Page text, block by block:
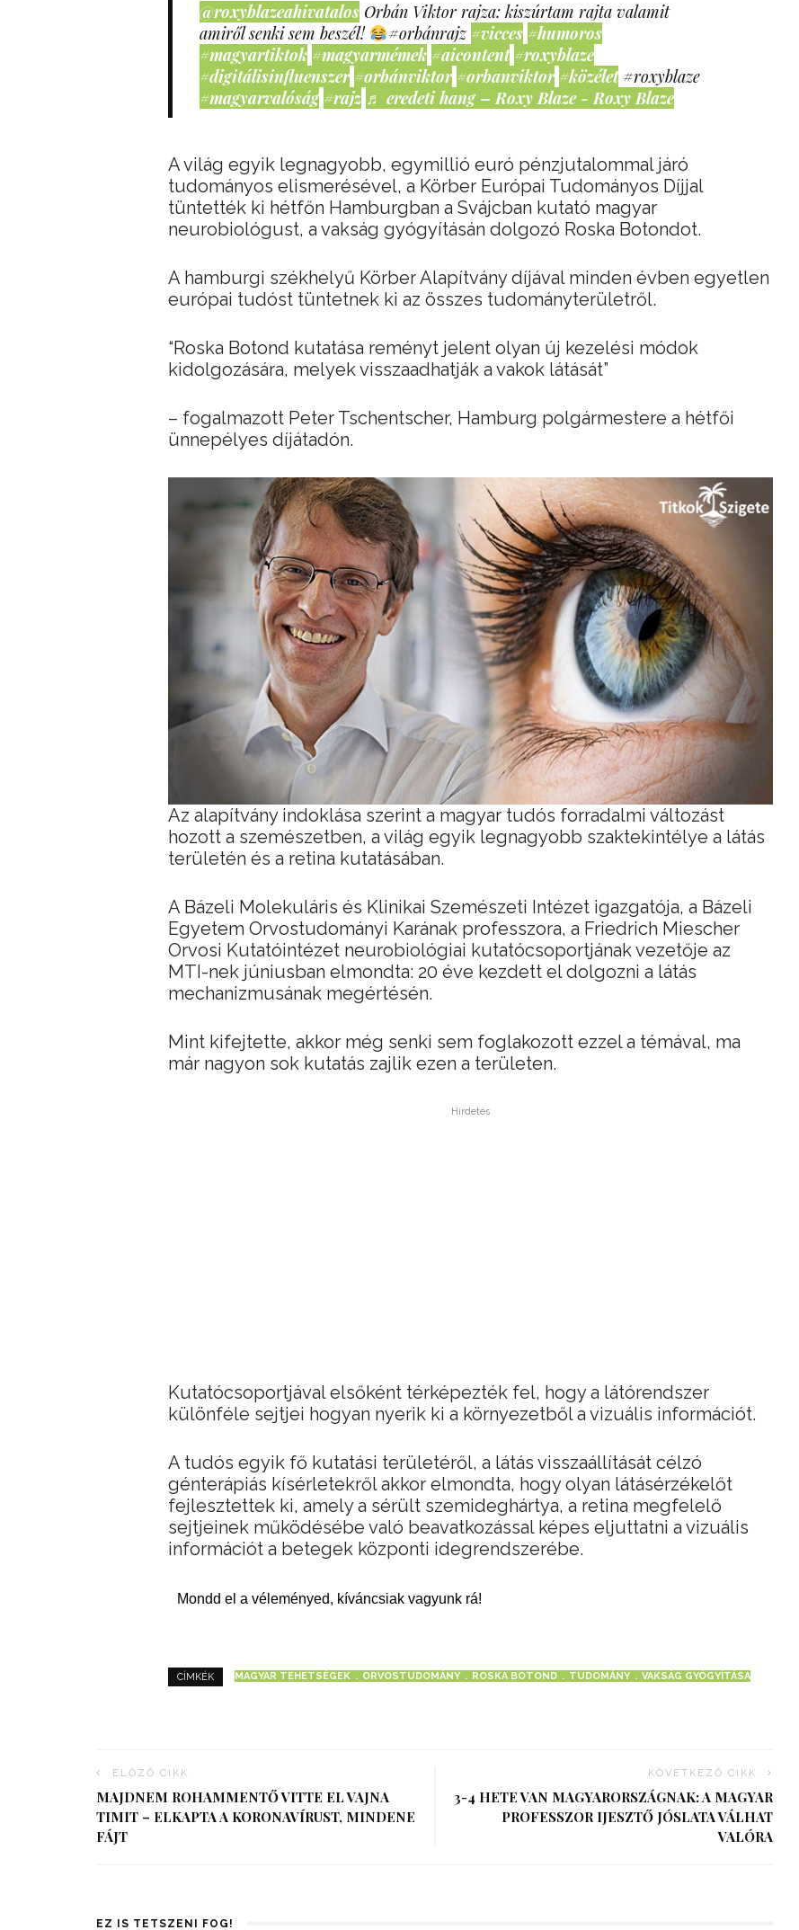
@roxyblazeahivatalos Orbán Viktor rajza: kiszúrtam rajta valamit
amiről senki sem beszél!
#orbánrajz #vicces #humoros
#magyartiktok #magyarmémek #aicontent #roxyblaze
#digitálisinfluenszer #orbánviktor #orbanviktor #közélet #roxyblaze
#magyarvalóság #rajz ♬ eredeti hang – Roxy Blaze - Roxy Blaze
A világ egyik legnagyobb, egymillió euró pénzjutalommal járó
tudományos elismerésével, a Körber Európai Tudományos Díjjal
tüntették ki hétfőn Hamburgban a Svájcban kutató magyar
neurobiológust, a vakság gyógyításán dolgozó Roska Botondot.
A hamburgi székhelyű Körber Alapítvány díjával minden évben egyetlen
európai tudóst tüntetnek ki az összes tudományterületről.
“Roska Botond kutatása reményt jelent olyan új kezelési módok
kidolgozására, melyek visszaadhatják a vakok látását”
– fogalmazott Peter Tschentscher, Hamburg polgármestere a hétfői
ünnepélyes díjátadón.
Az alapítvány indoklása szerint a magyar tudós forradalmi változást
hozott a szemészetben, a világ egyik legnagyobb szaktekintélye a látás
területén és a retina kutatásában.
A Bázeli Molekuláris és Klinikai Szemészeti Intézet igazgatója, a Bázeli
Egyetem Orvostudományi Karának professzora, a Friedrich Miescher
Orvosi Kutatóintézet neurobiológiai kutatócsoportjának vezetője az
MTI-nek júniusban elmondta: 20 éve kezdett el dolgozni a látás
mechanizmusának megértésén.
Mint kifejtette, akkor még senki sem foglakozott ezzel a témával, ma
már nagyon sok kutatás zajlik ezen a területen.
Hirdetés
Kutatócsoportjával elsőként térképezték fel, hogy a látórendszer
különféle sejtjei hogyan nyerik ki a környezetből a vizuális információt.
A tudós egyik fő kutatási területéről, a látás visszaállítását célzó
génterápiás kísérletekről akkor elmondta, hogy olyan látásérzékelőt
fejlesztettek ki, amely a sérült szemideghártya, a retina megfelelő
sejtjeinek működésébe való beavatkozással képes eljuttatni a vizuális
információt a betegek központi idegrendszerébe.
Mondd el a véleményed, kíváncsiak vagyunk rá!
CÍMKÉK MAGYAR TEHETSÉGEK ORVOSTUDOMÁNY ROSKA BOTOND TUDOMÁNY VAKSÁG GYÓGYÍTÁSA
ELŐZŐ CIKK
MAJDNEM ROHAMMENTŐ VITTE EL VAJNA
TIMIT – ELKAPTA A KORONAVÍRUST, MINDENE
FÁJT
KÖVETKEZŐ CIKK
3-4 HETE VAN MAGYARORSZÁGNAK: A MAGYAR
PROFESSZOR IJESZTŐ JÓSLATA VÁLHAT
VALÓRA
EZ IS TETSZENI FOG!